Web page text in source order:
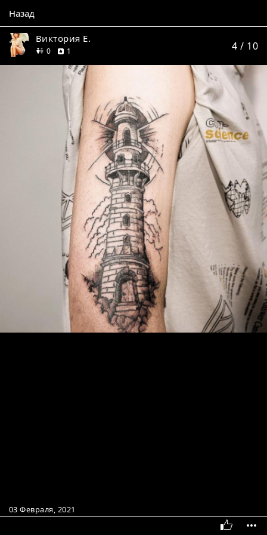
Назад
Виктория Е.
0друзей
1 4 / 10
03 Февраля, 2021